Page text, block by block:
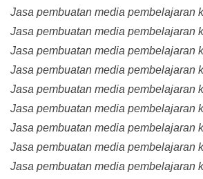
Jasa pembuatan media pembelajaran
Jasa pembuatan media pembelajaran
Jasa pembuatan media pembelajaran
Jasa pembuatan media pembelajaran
Jasa pembuatan media pembelajaran
Jasa pembuatan media pembelajaran
Jasa pembuatan media pembelajaran
Jasa pembuatan media pembelajaran
Jasa pembuatan media pembelajaran